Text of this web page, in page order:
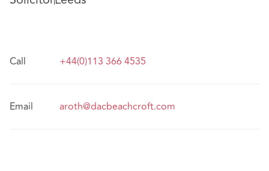
Call +44(0)113 366 4535
Email aroth@dacbeachcroft.com